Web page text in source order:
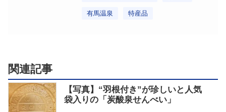
有馬温泉 特産品
関連記事
【写真】“羽根付き”が珍しいと人気
袋入りの「炭酸泉せんべい」